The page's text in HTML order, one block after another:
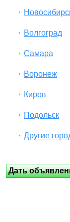
Волгоград
Самара
Воронеж
Киров
Подольск
Другие